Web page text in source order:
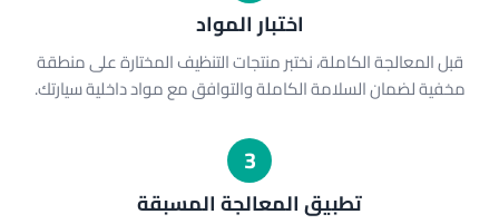
اختبار المواد
قبل المعالجة الكاملة، نختبر منتجات التنظيف المختارة على منطقة
مخفية لضمان السلامة الكاملة والتوافق مع مواد داخلية سيارتك.
3
تطبيق المعالجة المسبقة